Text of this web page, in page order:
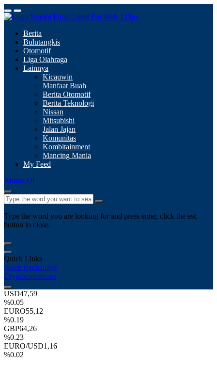
Berita
Bulutangkis
Otomotif
Liga Olahraga
Lainnya
Kicauwin
Manfaat Buah
Berita Otomotif
Berita Teknologi
Nissan
Mitsubishi
Jalan Jajan
Komunitas
Kombitainment
Mancing Mania
My Feed
Abone Ol
Type the word you are looking for and press enter, click the esc
button to close.
Quick Links
Stock Exchanges
Cryptocurrencies
USD47,59
%0.05
EURO55,12
%0.19
GBP64,26
%0.23
EURO/USD1,16
%0.02